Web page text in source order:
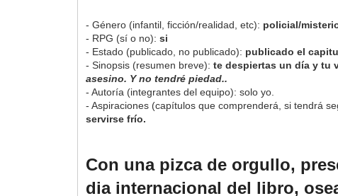
- Género (infantil, ficción/realidad, etc): policial/
- RPG (sí o no):si
- Estado (publicado, no publicado): publicado el
- Sinopsis (resumen breve):te despiertas un día y tu
asesino. Y no tendré piedad..
- Autoría (integrantes del equipo): solo yo.
- Aspiraciones (capítulos que comprenderá, si tendrá
servirse frío.
Con una pizca de orgullo,
dia internacional del libro,